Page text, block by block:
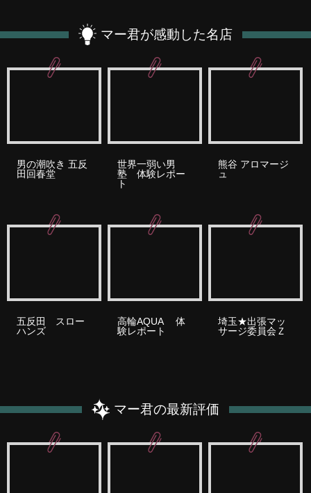
マー君が感動した名店
男の潮吹き 五反
田回春堂
世界一弱い男
塾 体験レポー
ト
熊谷 アロマージ
ュ
五反田 スロー
ハンズ
高輪AQUA 体
験レポート
埼玉★出張マッ
サージ委員会Ｚ
マー君の最新評価